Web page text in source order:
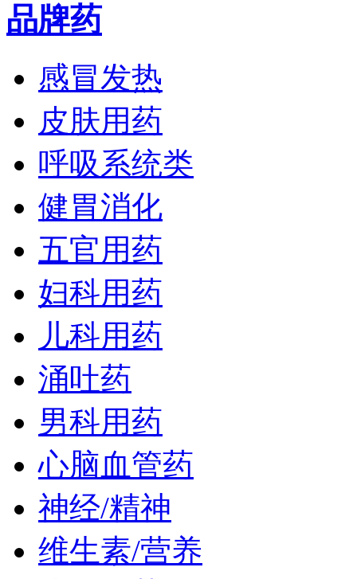
品牌药
感冒发热
皮肤用药
呼吸系统类
健胃消化
五官用药
妇科用药
儿科用药
涌吐药
男科用药
心脑血管药
神经/精神
维生素/营养